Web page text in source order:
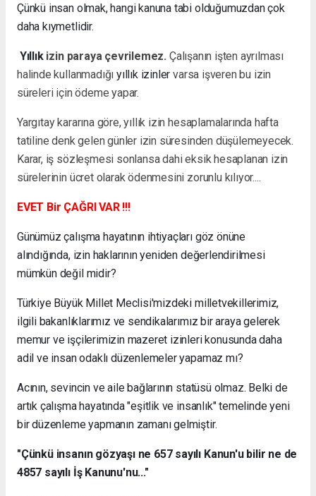
Çünkü insan olmak, hangi kanuna tabi olduğumuzdan çok
daha kıymetlidir.
Yıllıkizin paraya çevrilemez. Çalışanın işten ayrılması
halinde kullanmadığı yıllık izinler varsa işveren bu izin
süreleri için ödeme yapar.
Yargıtay kararına göre, yıllık izin hesaplamalarında hafta
tatiline denk gelen günler izin süresinden düşülemeyecek.
Karar, iş sözleşmesi sonlansa dahi eksik hesaplanan izin
sürelerinin ücret olarak ödenmesini zorunlu kılıyor....
EVET Bir ÇAĞRI VAR !!!
Günümüz çalışma hayatının ihtiyaçları göz önüne
alındığında, izin haklarının yeniden değerlendirilmesi
mümkün değil midir?
Türkiye Büyük Millet Meclisi'mizdeki milletvekillerimiz,
ilgili bakanlıklarımız ve sendikalarımız bir araya gelerek
memur ve işçilerimizin mazeret izinleri konusunda daha
adil ve insan odaklı düzenlemeler yapamaz mı?
Acının, sevincin ve aile bağlarının statüsü olmaz. Belki de
artık çalışma hayatında "eşitlik ve insanlık" temelinde yeni
bir düzenleme yapmanın zamanı gelmiştir.
"Çünkü insanın gözyaşı ne 657 sayılı Kanun'u bilir ne de
4857 sayılı İş Kanunu'nu..."